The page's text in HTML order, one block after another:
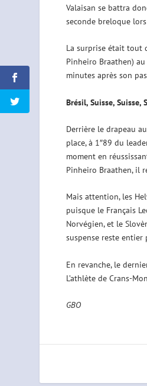
Valaisan se battra
seconde breloque
La surprise était tout
Pinheiro Braathen)
minutes après son
Brésil, Suisse, Suisse,
Derrière le drapeau
place, à 1″89 du
moment en
Pinheiro Braathen, il
Mais attention, les
puisque le Français
Norvégien, et le
suspense reste
En revanche, le
L’athlète de Crans-
GBO